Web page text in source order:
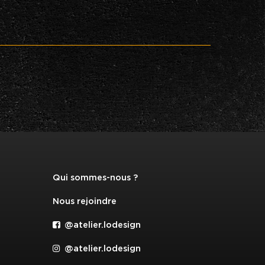
Qui sommes-nous ?
Nous rejoindre
@atelier.lodesign
@atelier.lodesign